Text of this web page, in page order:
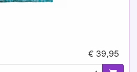
€ 39,95